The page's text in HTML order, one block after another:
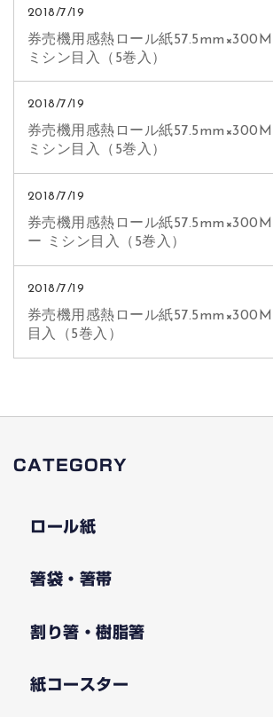
2018/7/19
券売機用感熱ロール紙
ミシン目入（5巻入）
2018/7/19
券売機用感熱ロール紙
ミシン目入（5巻入）
2018/7/19
券売機用感熱ロール紙
ー ミシン目入（5巻入）
2018/7/19
券売機用感熱ロール紙
目入（5巻入）
CATEGORY
ロール紙
箸袋・箸帯
割り箸・樹脂箸
紙コースター